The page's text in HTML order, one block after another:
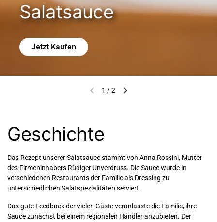
Salatsauce
Jetzt Kaufen
1 /2
Geschichte
Das Rezept unserer Salatsauce stammt von Anna Rossini, Mutter
des Firmeninhabers Rüdiger Unverdruss. Die Sauce wurde in
verschiedenen Restaurants der Familie als Dressing zu
unterschiedlichen Salatspezialitäten serviert.
Das gute Feedback der vielen Gäste veranlasste die Familie, ihre
Sauce zunächst bei einem regionalen Händler anzubieten. Der